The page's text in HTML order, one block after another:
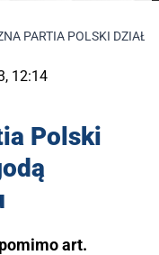
PARTIA POLSKI
12:14
Polski
art.